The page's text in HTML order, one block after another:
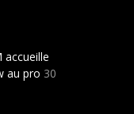
accueille
au pro 30